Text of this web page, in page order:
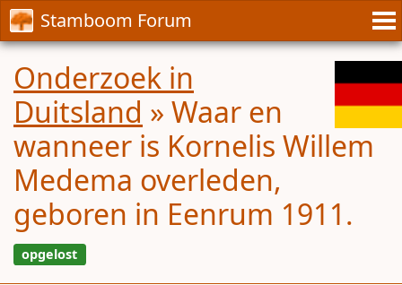
Stamboom Forum
Onderzoek in
Duitsland » Waar en
wanneer is Kornelis Willem
Medema overleden,
geboren in Eenrum 1911.